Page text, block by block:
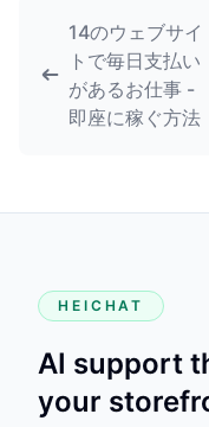
14のウェブサイ
トで毎日支払い
があるお仕事 -
即座に稼ぐ方法
HEICHAT
AI support
your